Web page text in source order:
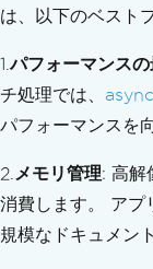
は、以下のベスト
1.パフォーマンス
チ処理では、
パフォーマンスを
2.メモリ管理: 高解
消費します。 アプ
規模なドキュメン